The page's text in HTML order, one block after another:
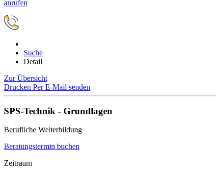
anrufen
Suche
Detail
Zur Übersicht
Drucken Per E-Mail senden
SPS-Technik - Grundlagen
Berufliche Weiterbildung
Beratungstermin buchen
Zeitraum